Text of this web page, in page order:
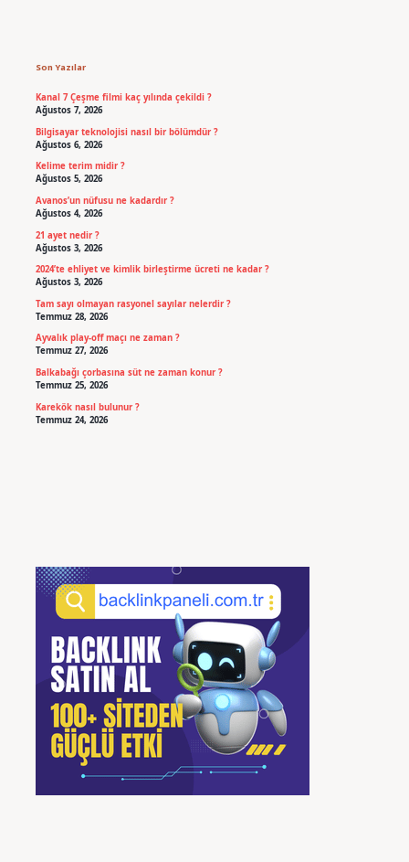
Son Yazılar
Kanal 7 Çeşme filmi kaç yılında çekildi ?
Ağustos 7, 2026
Bilgisayar teknolojisi nasıl bir bölümdür ?
Ağustos 6, 2026
Kelime terim midir ?
Ağustos 5, 2026
Avanos’un nüfusu ne kadardır ?
Ağustos 4, 2026
21 ayet nedir ?
Ağustos 3, 2026
2024’te ehliyet ve kimlik birleştirme ücreti ne kadar ?
Ağustos 3, 2026
Tam sayı olmayan rasyonel sayılar nelerdir ?
Temmuz 28, 2026
Ayvalık play-off maçı ne zaman ?
Temmuz 27, 2026
Balkabağı çorbasına süt ne zaman konur ?
Temmuz 25, 2026
Karekök nasıl bulunur ?
Temmuz 24, 2026